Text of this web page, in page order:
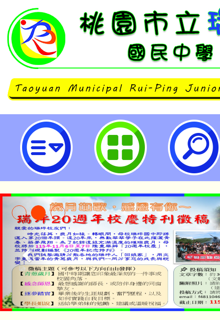
國立臺灣師範大學辦理「2024年
研習營」活動-桃園市立瑞坪國民中
淨零綠生活教案入校路
115年食農教育專業人